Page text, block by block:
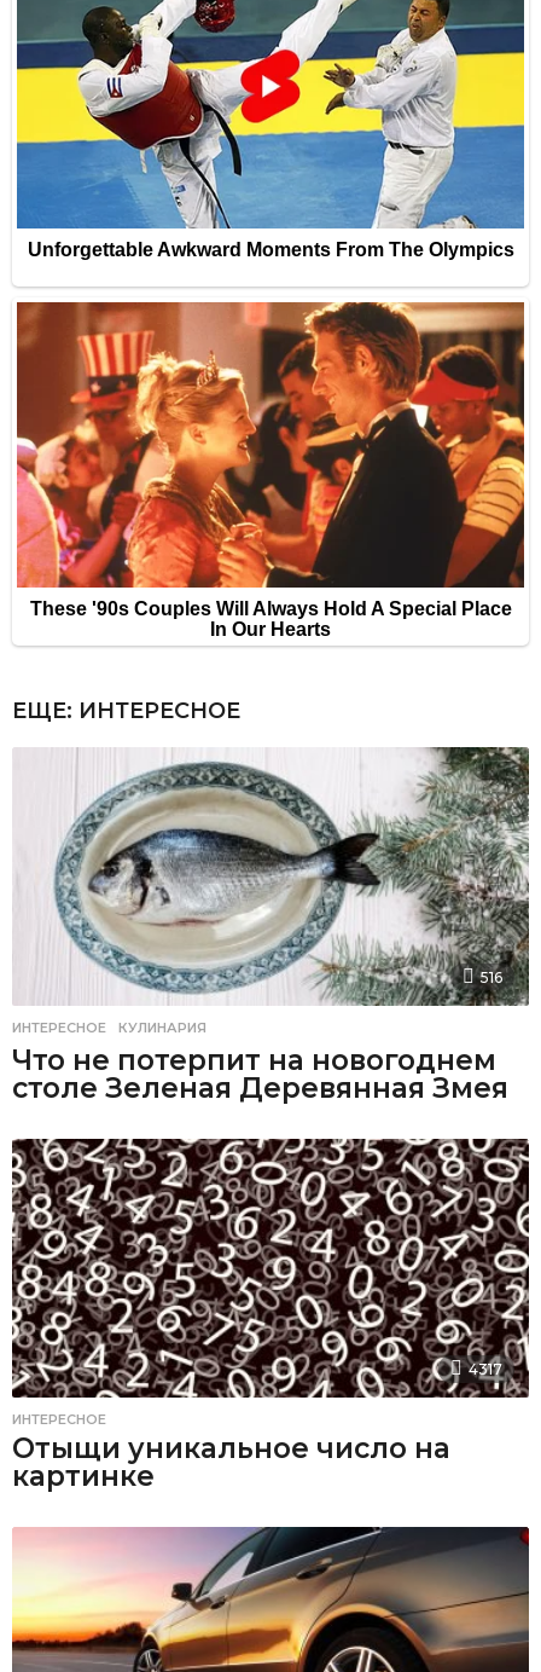
ЕЩЕ: ИНТЕРЕСНОЕ
516
ИНТЕРЕСНОЕ ,КУЛИНАРИЯ
Что не потерпит на новогоднем
столе Зеленая Деревянная Змея
4317
ИНТЕРЕСНОЕ
Отыщи уникальное число на
картинке